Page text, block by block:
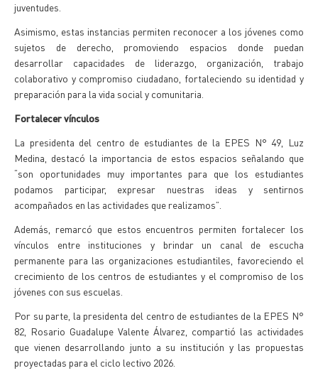
juventudes.
Asimismo, estas instancias permiten reconocer a los jóvenes como
sujetos de derecho, promoviendo espacios donde puedan
desarrollar capacidades de liderazgo, organización, trabajo
colaborativo y compromiso ciudadano, fortaleciendo su identidad y
preparación para la vida social y comunitaria.
Fortalecer vínculos
La presidenta del centro de estudiantes de la EPES N° 49, Luz
Medina, destacó la importancia de estos espacios señalando que
“son oportunidades muy importantes para que los estudiantes
podamos participar, expresar nuestras ideas y sentirnos
acompañados en las actividades que realizamos”.
Además, remarcó que estos encuentros permiten fortalecer los
vínculos entre instituciones y brindar un canal de escucha
permanente para las organizaciones estudiantiles, favoreciendo el
crecimiento de los centros de estudiantes y el compromiso de los
jóvenes con sus escuelas.
Por su parte, la presidenta del centro de estudiantes de la EPES N°
82, Rosario Guadalupe Valente Álvarez, compartió las actividades
que vienen desarrollando junto a su institución y las propuestas
proyectadas para el ciclo lectivo 2026.